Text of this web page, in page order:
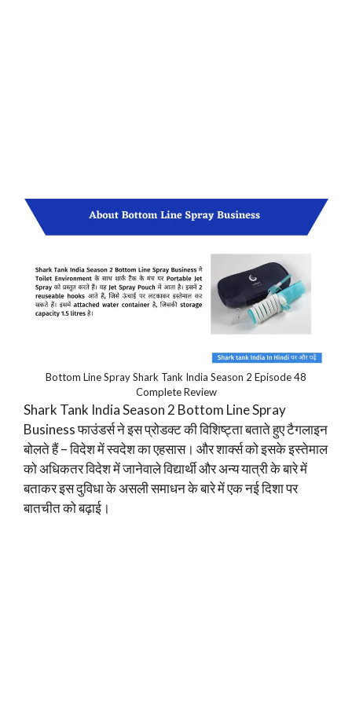
Bottom Line Spray Shark Tank India Season 2 Episode 48
Complete Review
Shark Tank India Season 2 Bottom Line Spray
Business फाउंडर्स ने इस प्रोडक्ट की विशिष्ट्ता बताते हुए टैगलाइन
बोलते हैं – विदेश में स्वदेश का एहसास। और शार्क्स को इसके इस्तेमाल
को अधिकतर विदेश में जानेवाले विद्यार्थी और अन्य यात्री के बारे में
बताकर इस दुविधा के असली समाधन के बारे में एक नई दिशा पर
बातचीत को बढ़ाई।